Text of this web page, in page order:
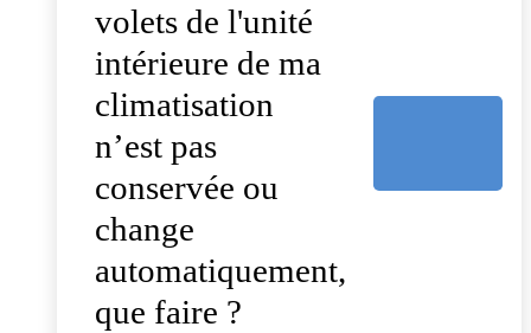
volets de l'unité
intérieure de ma
climatisation
n’est pas
conservée ou
change
automatiquement,
que faire ?